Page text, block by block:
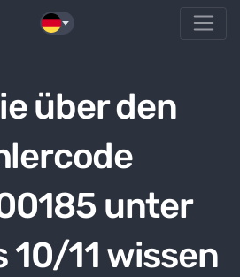
über den
unter
10/11 wissen